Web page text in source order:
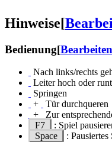
Hinweise[
Bedienung[Bearbeiten
Nach links/rechts
Leiter hoch oder
Springen
+
Tür durchqueren
+
Zur
F7
: Spiel
Space
: